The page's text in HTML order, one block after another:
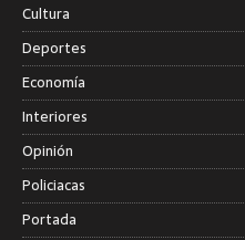
Cultura
Deportes
Economía
Interiores
Opinión
Policiacas
Portada